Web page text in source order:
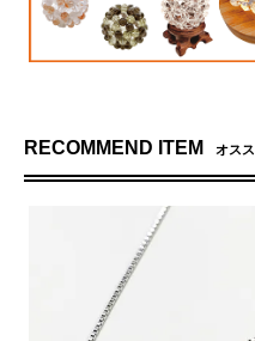
RECOMMEND ITEM オス